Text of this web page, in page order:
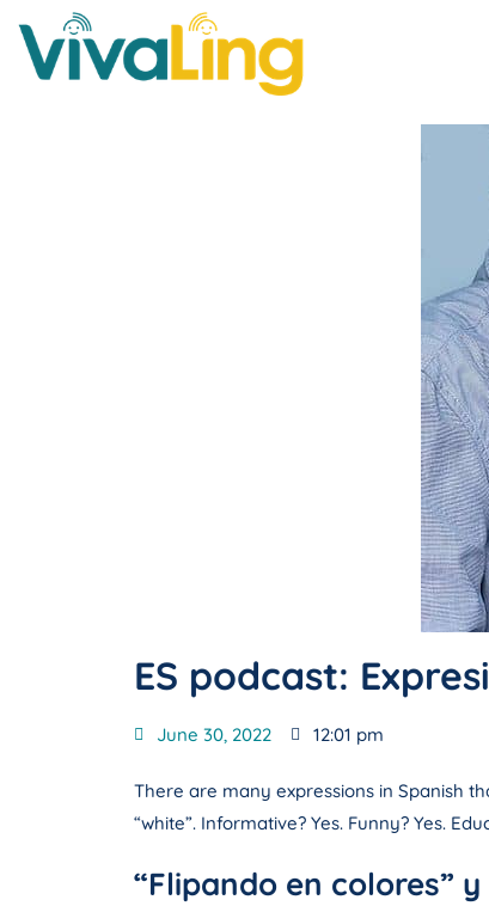
ES podcast:
June 30, 2022 12:01 pm
There are many expressions in Spanish
“white”. Informative? Yes. Funny? Yes.
“Flipando en colores”